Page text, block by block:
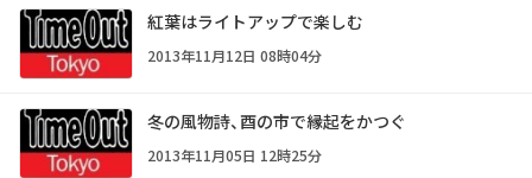
紅葉はライトアップで楽しむ
2013年11月12日 08時04分
冬の風物詩、酉の市で縁起をかつぐ
2013年11月05日 12時25分